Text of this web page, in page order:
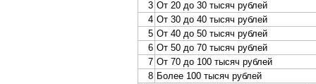
3 От 20 до 30 тысяч рублей
4 От 30 до 40 тысяч рублей
5 От 40 до 50 тысяч рублей
6 От 50 до 70 тысяч рублей
7 От 70 до 100 тысяч рублей
8 Более 100 тысяч рублей